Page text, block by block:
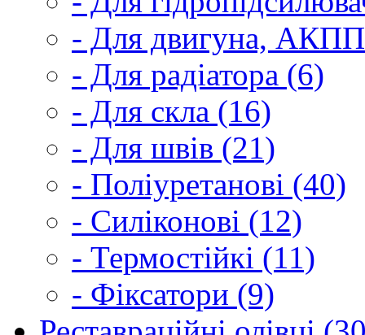
- Для двигуна,
- Для радіатора (6)
- Для скла (16)
- Для швів (21)
- Поліуретанові (40)
- Силіконові (12)
- Термостійкі (11)
- Фіксатори (9)